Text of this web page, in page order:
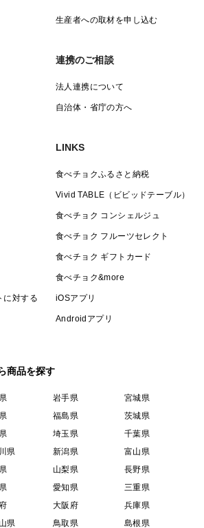
生産者への取材を申し込む
連携のご相談
法人連携について
自治体・省庁の方へ
に対する
LINKS
食べチョクふるさと納税
Vivid TABLE（ビビッドテーブル）
食べチョク コンシェルジュ
食べチョク フルーツセレクト
食べチョク ギフトカード
食べチョク&more
iOSアプリ
Androidアプリ
商品を探す
岩手県
宮城県
福島県
茨城県
埼玉県
千葉県
県 新潟県
富山県
山梨県
長野県
愛知県
三重県
大阪府
兵庫県
県 鳥取県 島根県